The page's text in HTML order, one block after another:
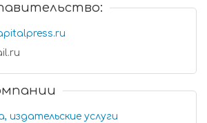
издательские услуги